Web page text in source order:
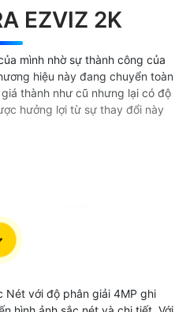
EZVIZ 2K
mình nhờ sự thành công của
hiệu này đang chuyển toàn
thành như cũ nhưng lại có độ
hưởng lợi từ sự thay đổi này
ngôi nhà của bạn mà còn
hiện đại. Với công nghệ
có những hình ảnh sắc nét
ánh sáng yếu. Khả năng
bạn có thể giao tiếp dễ
Nét với độ phân giải 4MP ghi